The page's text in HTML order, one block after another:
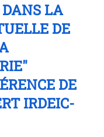
LA
DE
DE
IRDEIC-